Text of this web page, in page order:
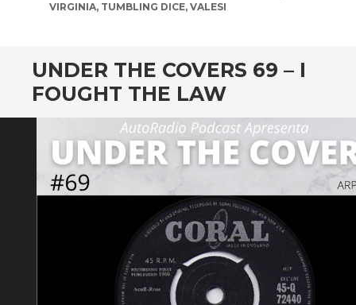
VIRGINIA, TUMBLING DICE, VALESI
UNDER THE COVERS 69 – I
FOUGHT THE LAW